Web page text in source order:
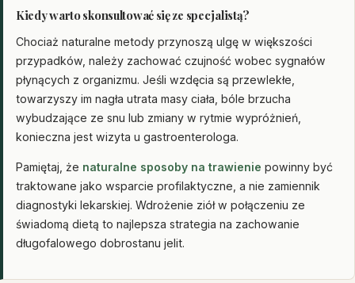
Kiedy warto skonsultować się ze specjalistą?
Chociaż naturalne metody przynoszą ulgę w większości
przypadków, należy zachować czujność wobec sygnałów
płynących z organizmu. Jeśli wzdęcia są przewlekłe,
towarzyszy im nagła utrata masy ciała, bóle brzucha
wybudzające ze snu lub zmiany w rytmie wypróżnień,
konieczna jest wizyta u gastroenterologa.
Pamiętaj, że naturalne sposoby na trawienie powinny być
traktowane jako wsparcie profilaktyczne, a nie zamiennik
diagnostyki lekarskiej. Wdrożenie ziół w połączeniu ze
świadomą dietą to najlepsza strategia na zachowanie
długofalowego dobrostanu jelit.